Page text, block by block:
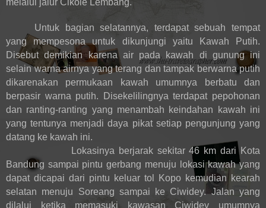
Untuk bagian selatannya, terdapat sebuah tempat
yang mempesona untuk dikunjungi yaitu Kawah Putih.
Disebut demikian karena air pada kawah di gunung ini
selain warna airnya yang terang dan tampak berwarna putih
dikarenakan permukaan kawah umumnya berbatu dan
berpasir warna putih. Disekelilingnya terdapat pepohonan
dan ranting-ranting yang menambah keindahan kawah ini
yang tentunya menjadi daya pikat setiap pengunjung yang
datang ke kawah ini.
Lokasinya berjarak sekitar 46 km dari Kota
Bandung sampai pintu gerbang menuju lokasi kawah yang
dapat dicapai dari pintu keluar tol Kopo kemudian kearah
selatan menuju Soreang sampai ke Ciwidey. Jalan yang
dilalui ketika memasuki kawasan Ciwidey umumnya